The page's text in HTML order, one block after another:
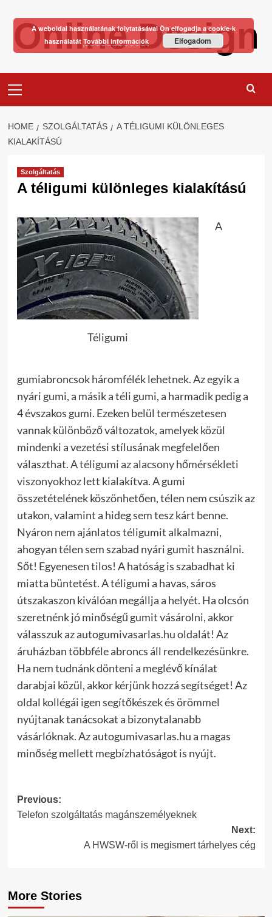
contentOnline Design
Menu
HOME SZOLGÁLTATÁS
A TÉLIGUMI KÜLÖNLEGES
KIALAKÍTÁSÚ
Szolgáltatás
A téligumi különleges kialakítású
Téligumi
A
gumiabroncsok háromfélék lehetnek. Az egyik a
nyári gumi, a másik a téli gumi, a harmadik pedig a
4 évszakos gumi. Ezeken belül természetesen
vannak különböző változatok, amelyek közül
mindenki a vezetési stílusának megfelelően
választhat. Atéligumi az alacsony hőmérsékleti
viszonyokhozlett kialakítva. A gumi
összetételének köszönhetően, télen nem csúszik az
utakon, valamint a hideg sem tesz kárt benne.
Nyáron nem ajánlatos téligumit alkalmazni,
ahogyan télen sem szabad nyári gumit használni.
Sőt! Egyenesen tilos! A hatóság is szabadhat ki
miatta büntetést. A téligumi a havas, sáros
útszakaszon kiválóan megállja a helyét. Ha olcsón
szeretnénk jó minőségű gumit vásárolni, akkor
válasszuk az autogumivasarlas.hu oldalát! Az
áruházban többféle abroncs áll rendelkezésünkre.
Ha nem tudnánk dönteni a meglévő kínálat
darabjai közül, akkor kérjünk hozzá segítséget! Az
oldal kollégái igen segítőkészek és örömmel
nyújtanak tanácsokat a bizonytalanabb
vásárlóknak. Az autogumivasarlas.hu a magas
minőség mellett megbízhatóságot is nyújt.
Post
navigation
Previous:
Telefon szolgáltatás magánszemélyeknek
Next:
A HWSW-ről is megismert tárhelyes cég
More Stories
A weboldal használatának folytatásával Ön elfogadja a cookie-k
használatát További információk Elfogadom